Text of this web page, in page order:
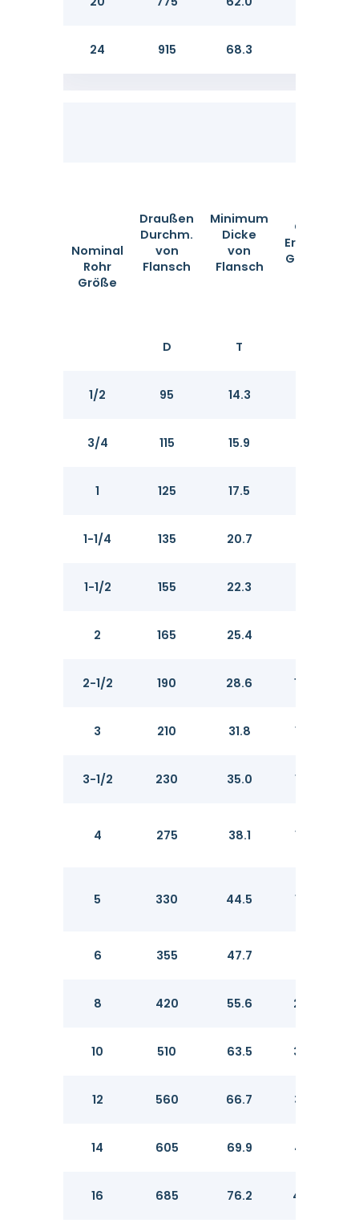
24 915 68.3
Nominal
Rohr
Größe
Draußen
Durchm.
von
Flansch
Minimum
Dicke
von
Flansch
ODof
Erzogen
Gesicht
D T
1/2 95 14.3
3/4 115 15.9
1 125 17.5
1-1/4 135 20.7
1-1/2 155 22.3
2 165 25.4
2-1/2 190 28.6 104.8
3 210 31.8 127.0
3-1/2 230 35.0 139.7
4 275 38.1 157.2
5 330 44.5 185.7
6 355 47.7
8 420 55.6 269.9
10 510 63.5 323.8
12 560 66.7 381.0
14 605 69.9 412.8
16 685 76.2 469.9